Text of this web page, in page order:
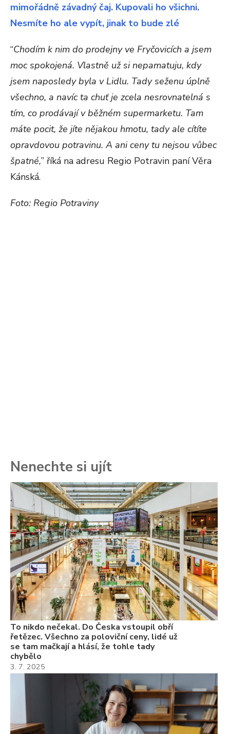
mimořádně závadný čaj. Kupovali ho všichni.
Nesmíte ho ale vypít, jinak to bude zlé
“Chodím k nim do prodejny ve Fryčovicích a jsem
moc spokojená. Vlastně už si nepamatuju, kdy
jsem naposledy byla v Lidlu. Tady seženu úplně
všechno, a navíc ta chuť je zcela nesrovnatelná s
tím, co prodávají v běžném supermarketu. Tam
máte pocit, že jíte nějakou hmotu, tady ale cítíte
opravdovou potravinu. A ani ceny tu nejsou vůbec
špatné,” říká na adresu Regio Potravin paní Věra
Kánská.
Foto: Regio Potraviny
Nenechte si ujít
To nikdo nečekal. Do Česka vstoupil obří
řetězec. Všechno za poloviční ceny, lidé už
se tam mačkají a hlásí, že tohle tady
chybělo
3. 7. 2025